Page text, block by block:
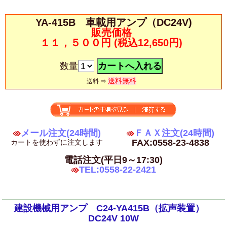
YA-415B 車載用アンプ（DC24V)
販売価格
１１，５００円 (税込12,650円)
数量
送料 ⇒ 送料無料
メール注文(24時間)
カートを使わずに注文します
ＦＡＸ注文(24時間)
FAX:0558-23-4838
電話注文(平日9～17:30)
TEL:0558-22-2421
建設機械用アンプ C24-YA415B（拡声装置）
DC24V 10W